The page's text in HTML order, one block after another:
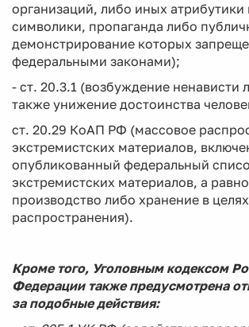
организаций, либо иных атрибутики
символики, пропаганда либо
демонстрирование которых
федеральными законами);
- ст. 20.3.1 (возбуждение ненависти
также унижение достоинства
ст. 20.29 КоАП РФ (массовое
экстремистских материалов,
опубликованный федеральный
экстремистских материалов, а
производство либо хранение в
распространения).
Кроме того, Уголовным кодексом
Федерации также предусмотрена
за подобные действия: